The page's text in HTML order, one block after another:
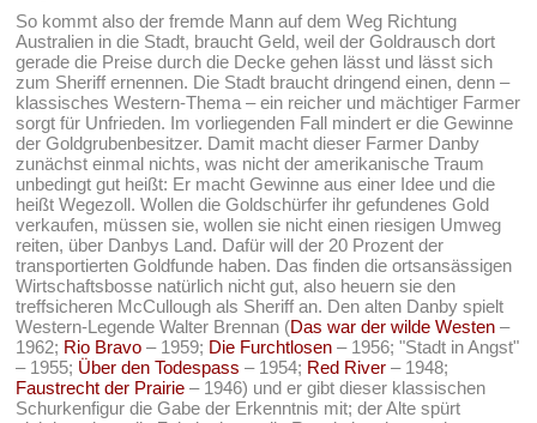
So kommt also der fremde Mann auf dem Weg Richtung
Australien in die Stadt, braucht Geld, weil der Goldrausch dort
gerade die Preise durch die Decke gehen lässt und lässt sich
zum Sheriff ernennen. Die Stadt braucht dringend einen, denn –
klassisches Western-Thema – ein reicher und mächtiger Farmer
sorgt für Unfrieden. Im vorliegenden Fall mindert er die Gewinne
der Goldgrubenbesitzer. Damit macht dieser Farmer Danby
zunächst einmal nichts, was nicht der amerikanische Traum
unbedingt gut heißt: Er macht Gewinne aus einer Idee und die
heißt Wegezoll. Wollen die Goldschürfer ihr gefundenes Gold
verkaufen, müssen sie, wollen sie nicht einen riesigen Umweg
reiten, über Danbys Land. Dafür will der 20 Prozent der
transportierten Goldfunde haben. Das finden die ortsansässigen
Wirtschaftsbosse natürlich nicht gut, also heuern sie den
treffsicheren McCullough als Sheriff an. Den alten Danby spielt
Western-Legende Walter Brennan (Das war der wilde Westen –
1962; Rio Bravo – 1959; Die Furchtlosen – 1956; "Stadt in Angst"
– 1955; Über den Todespass – 1954; Red River – 1948;
Faustrecht der Prairie – 1946) und er gibt dieser klassischen
Schurkenfigur die Gabe der Erkenntnis mit; der Alte spürt